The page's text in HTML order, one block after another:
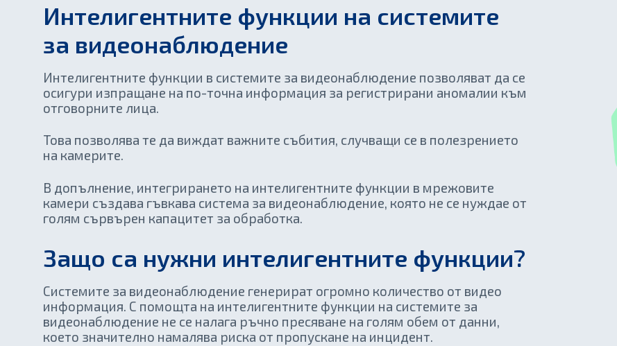
Интелигентните функции на системите
за видеонаблюдение
Интелигентните функции в системите за видеонаблюдение позволяват да се
осигури изпращане на по-точна информация за регистрирани аномалии към
отговорните лица.
Това позволява те да виждат важните събития, случващи се в полезрението
на камерите.
В допълнение, интегрирането на интелигентните функции в мрежовите
камери създава гъвкава система за видеонаблюдение, която не се нуждае от
голям сървърен капацитет за обработка.
Защо са нужни интелигентните функции?
Системите за видеонаблюдение генерират огромно количество от видео
информация. С помощта на интелигентните функции на системите за
видеонаблюдение не се налага ръчно пресяване на голям обем от данни,
което значително намалява риска от пропускане на инцидент.